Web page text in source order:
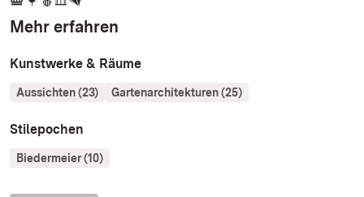
Mehr erfahren
Kunstwerke & Räume
Aussichten (23) Gartenarchitekturen (25)
Stilepochen
Biedermeier (10)